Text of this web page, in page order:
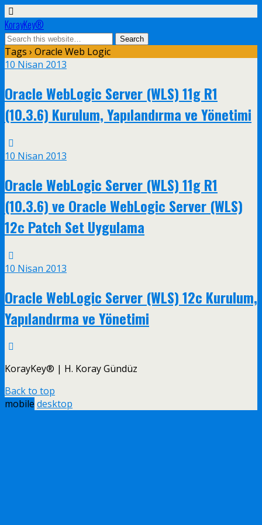
KorayKey®
Tags › Oracle Web Logic
10 Nisan 2013
Oracle WebLogic Server (WLS) 11g R1
(10.3.6) Kurulum, Yapılandırma ve Yönetimi
10 Nisan 2013
Oracle WebLogic Server (WLS) 11g R1
(10.3.6) ve Oracle WebLogic Server (WLS)
12c Patch Set Uygulama
10 Nisan 2013
Oracle WebLogic Server (WLS) 12c Kurulum,
Yapılandırma ve Yönetimi
KorayKey® | H. Koray Gündüz
Back to top
mobile desktop